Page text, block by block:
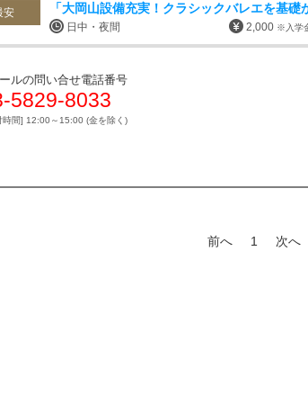
安 「大岡山設備充実！クラシックバレエを基礎
日中・夜間 2,000 ※入学
ルの問い合せ電話番号
5829-8033
時間] 12:00～15:00 (金を除く)
前へ 1 次へ